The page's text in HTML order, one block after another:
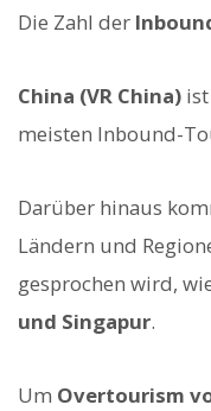
Die Zahl der
China (VR China)
meisten Inbound-
Darüber hinaus
Ländern und
gesprochen wird,
und Singapur.
Um Overtourism